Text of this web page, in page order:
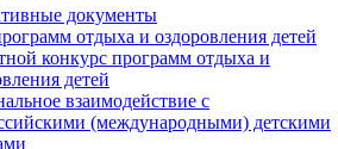
документы
отдыха и оздоровления детей
конкурс программ отдыха и
детей
взаимодействие с
(международными) детскими